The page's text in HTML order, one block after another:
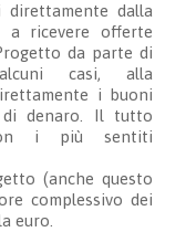
direttamente dalla
a ricevere offerte
da parte di
casi, alla
i buoni
di denaro. Il tutto
i più sentiti
(anche questo
complessivo dei
euro.